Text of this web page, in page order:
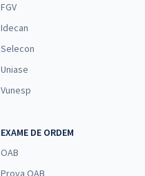
FGV
Idecan
Selecon
Uniase
Vunesp
EXAME DE ORDEM
OAB
Prova OAB